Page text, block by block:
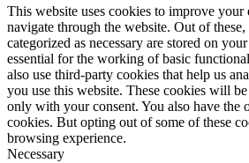
This website uses cookies to improve
navigate through the website. Out of these,
categorized as necessary are stored on
essential for the working of basic
also use third-party cookies that help us
you use this website. These cookies will
only with your consent. You also have the
cookies. But opting out of some of these
browsing experience.
Necessary